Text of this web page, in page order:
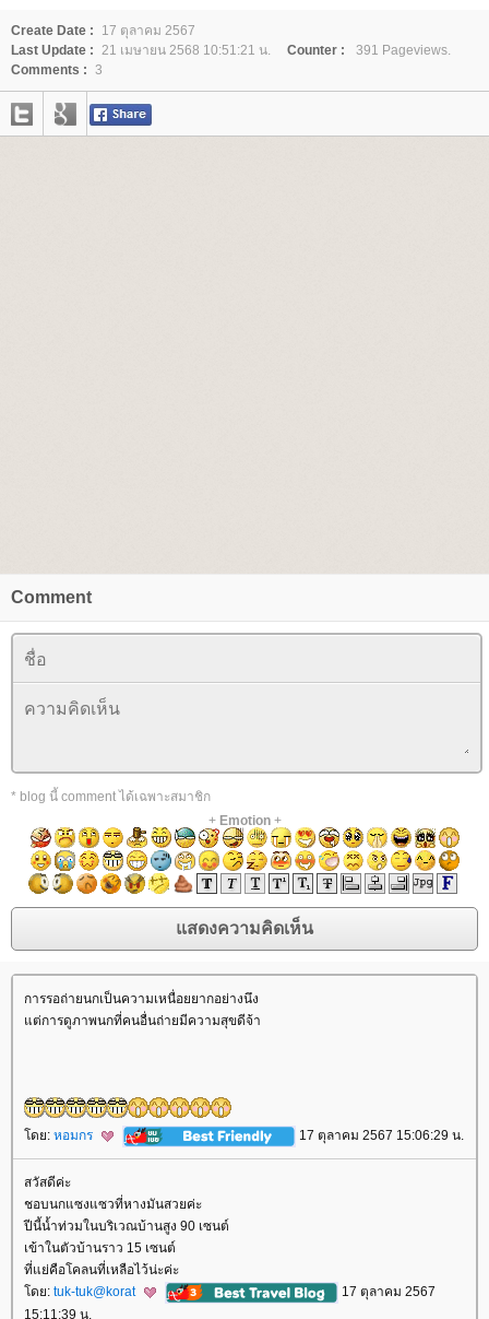
Create Date :
17 ตุลาคม 2567
Last Update :
21 เมษายน 2568 10:51:21 น. Counter :
391 Pageviews.
Comments : 3
Comment
* blog นี้ comment ได้เฉพาะสมาชิก
+ Emotion+
การรอถ่ายนกเป็นความเหนื่อยยากอย่างนึง
ต่การดูภาพนกที่คนอื่นถ่ายมีความสุขดีจ้า
ดย: หอมกร 17 ตุลาคม 2567 15:06:29 น.
สวัสดีค่ะ
ชอบนกแซงแซวที่หางมันสวยค่ะ
ปีนี้น้ำท่วมในบริเวณบ้านสูง 90 เซนต์
เข้าในตัวบ้านราว 15 เซนต์
ที่แย่คือโคลนที่เหลือไว้น่ะค่ะ
ดย: tuk-tuk@korat
17 ตุลาคม 2567
15:11:39 น.